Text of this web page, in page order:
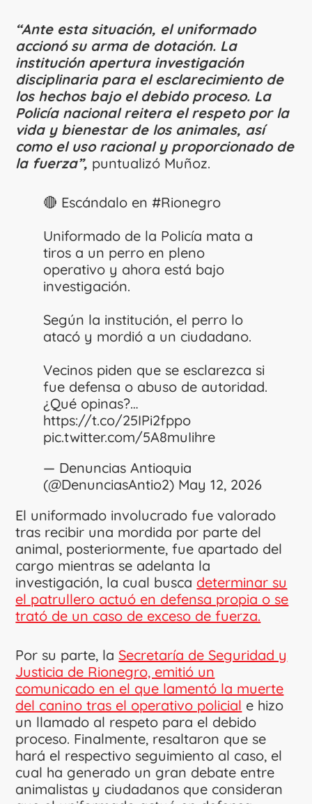
“Ante esta situación, el uniformado
accionó su arma de dotación. La
institución apertura investigación
disciplinaria para el esclarecimiento de
los hechos bajo el debido proceso. La
Policía nacional reitera el respeto por la
vida y bienestar de los animales, así
como el uso racional y proporcionado de
la fuerza”, puntualizó Muñoz.
🔴 Escándalo en#Rionegro
Uniformado de la Policía mata a
tiros a un perro en pleno
operativo y ahora está bajo
investigación.
Según la institución, el perro lo
atacó y mordió a un ciudadano.
Vecinos piden que se esclarezca si
fue defensa o abuso de autoridad.
¿Qué opinas?…
https://t.co/25IPi2fppo
pic.twitter.com/5A8muIihre
— Denuncias Antioquia
(@DenunciasAntio2) May 12, 2026
El uniformado involucrado fue valorado
tras recibir una mordida por parte del
animal, posteriormente, fue apartado del
cargo mientras se adelanta la
investigación, la cual busca determinar su
el patrullero actuó en defensa propia o se
trató de un caso de exceso de fuerza.
Por su parte, laSecretaría de Seguridad y
Justicia de Rionegro, emitió un
comunicado en el que lamentó la muerte
del canino tras el operativo policial e hizo
un llamado al respeto para el debido
proceso. Finalmente, resaltaron que se
hará el respectivo seguimiento al caso, el
cual ha generado un gran debate entre
animalistas y ciudadanos que consideran